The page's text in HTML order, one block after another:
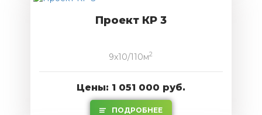
Проект КР 3
9x10/110м2
Цены: 1 051 000 руб.
ПОДРОБНЕЕ